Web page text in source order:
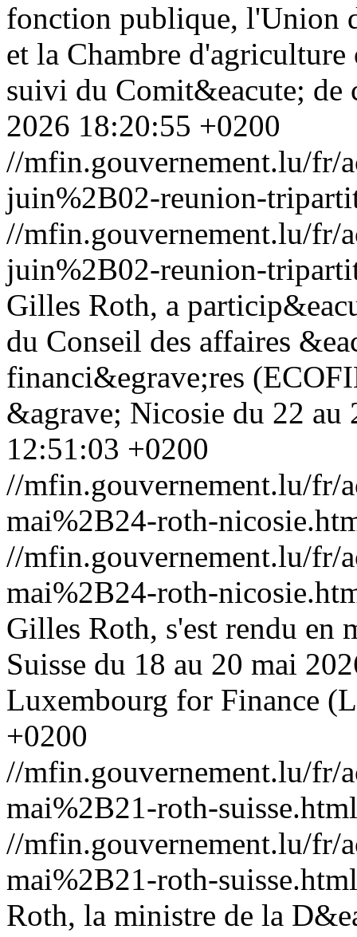
fonction publique, l'Union
et la Chambre
suivi du Comit&eacute;
2026 18:20:55 +0200
//mfin.gouvernement.lu/fr/
juin%2B02-reunion-
//mfin.gouvernement.lu/fr/
juin%2B02-reunion-
Gilles Roth, a
du Conseil des affaires
financi&egrave;res
&agrave; Nicosie du 22
12:51:03 +0200
//mfin.gouvernement.lu/fr/
mai%2B24-roth-
//mfin.gouvernement.lu/fr/
mai%2B24-roth-
Gilles Roth, s'est rendu en
Suisse du 18 au 20 mai
Luxembourg for Finance
+0200
//mfin.gouvernement.lu/fr/
mai%2B21-roth-suisse.html
//mfin.gouvernement.lu/fr/
mai%2B21-roth-suisse.html
Roth, la ministre de la